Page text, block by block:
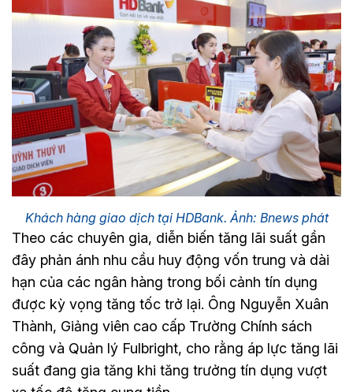
Khách hàng giao dịch tại HDBank. Ảnh: Bnews phát
Theo các chuyên gia, diễn biến tăng lãi suất gần
đây phản ánh nhu cầu huy động vốn trung và dài
hạn của các ngân hàng trong bối cảnh tín dụng
được kỳ vọng tăng tốc trở lại. Ông Nguyễn Xuân
Thành, Giảng viên cao cấp Trường Chính sách
công và Quản lý Fulbright, cho rằng áp lực tăng lãi
suất đang gia tăng khi tăng trưởng tín dụng vượt